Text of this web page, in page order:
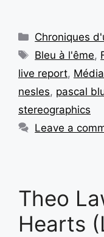
Chroniques
Bleu à l'ême,
live report,
nesles, pascal
stereographics
Leave a
Theo
Hearts